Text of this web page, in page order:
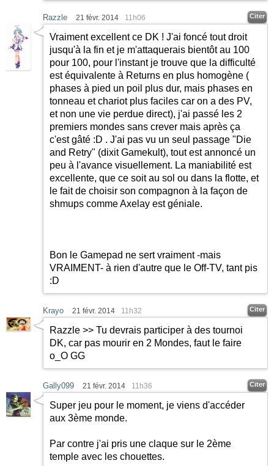
Razzle 21 févr. 2014 11h06 Citer
Vraiment excellent ce DK ! J'ai foncé tout droit
jusqu'à la fin et je m'attaquerais bientôt au 100
pour 100, pour l'instant je trouve que la difficulté
est équivalente à Returns en plus homogène (
phases à pied un poil plus dur, mais phases en
tonneau et chariot plus faciles car on a des PV,
et non une vie perdue direct), j'ai passé les 2
premiers mondes sans crever mais après ça
c'est gâté :D . J'ai pas vu un seul passage "Die
and Retry" (dixit Gamekult), tout est annoncé un
peu à l'avance visuellement. La maniabilité est
excellente, que ce soit au sol ou dans la flotte, et
le fait de choisir son compagnon à la façon de
shmups comme Axelay est géniale.
Bon le Gamepad ne sert vraiment -mais
VRAIMENT- à rien d'autre que le Off-TV, tant pis
:D
Krayo 21 févr. 2014 11h32 Citer
Razzle >> Tu devrais participer à des tournoi
DK, car pas mourir en 2 Mondes, faut le faire
o_O GG
Gally099 21 févr. 2014 11h36 Citer
Super jeu pour le moment, je viens d'accéder
aux 3ème monde.
Par contre j'ai pris une claque sur le 2ème
temple avec les chouettes.